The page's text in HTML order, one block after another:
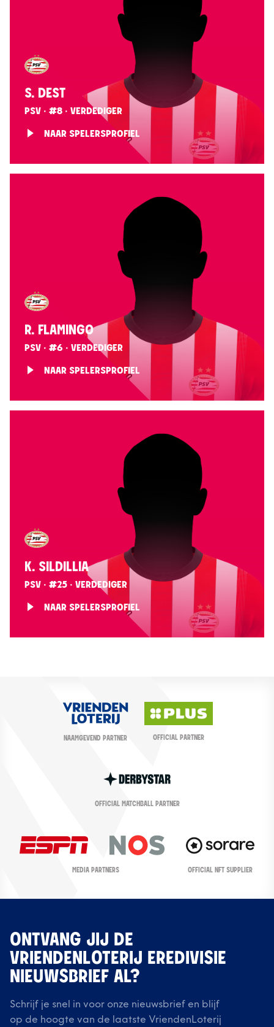
S. DEST
PSV · #8 · VERDEDIGER
NAAR SPELERSPROFIEL
R. FLAMINGO
PSV · #6 · VERDEDIGER
NAAR SPELERSPROFIEL
K. SILDILLIA
PSV · #25 · VERDEDIGER
NAAR SPELERSPROFIEL
NAAMGEVEND PARTNER OFFICIAL PARTNER
OFFICIAL MATCHBALL PARTNER
MEDIA PARTNERS OFFICIAL NFT SUPPLIER
ONTVANG JIJ DE
VRIENDENLOTERIJ EREDIVISIE
NIEUWSBRIEF AL?
Schrijf je snel in voor onze nieuwsbrief en blijf
op de hoogte van de laatste VriendenLoterij